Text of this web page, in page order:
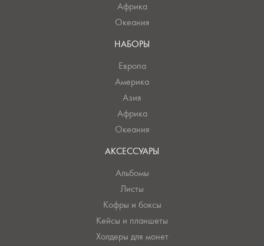
Африка
Океания
НАБОРЫ
Европа
Америка
Азия
Африка
Океания
АКСЕССУАРЫ
Альбомы
Листы
Кофры и боксы
Кейсы и планшеты
Холдеры для монет